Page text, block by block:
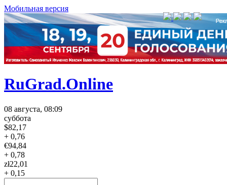
Мобильная версия
RuGrad.Online
08 августа, 08:09
суббота
$82,17
+ 0,76
€94,84
+ 0,78
zł22,01
+ 0,15